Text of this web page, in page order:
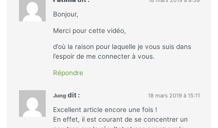
Idées reçues"
pas tout faire ?
Dans "Bonheur et
Zénitude"